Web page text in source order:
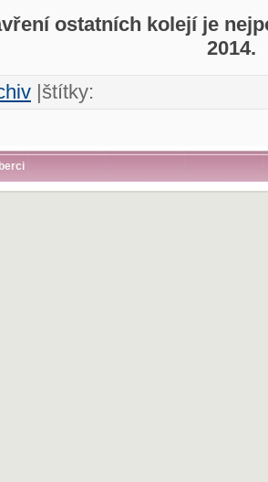
ostatních kolejí je
2014.
|štítky: